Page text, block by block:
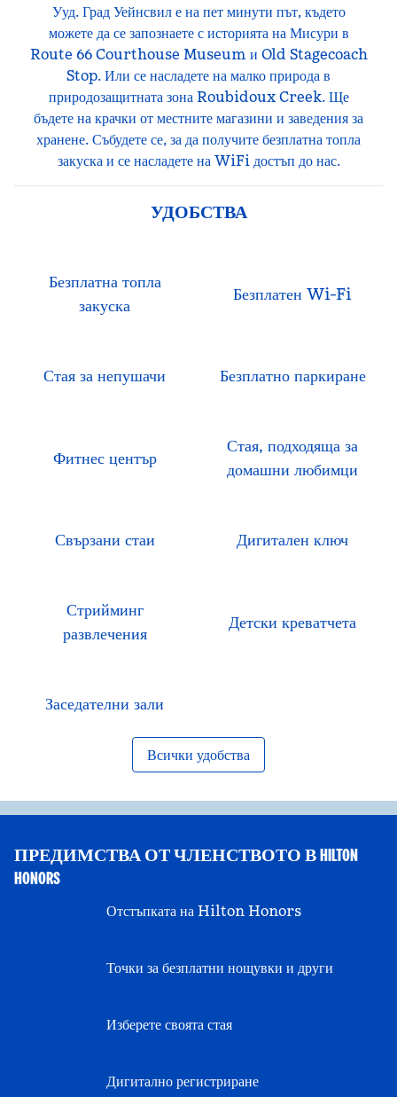
Ууд. Град Уейнсвил е на пет минути път, където
можете да се запознаете с историята на Мисури в
Route 66 Courthouse Museum и Old Stagecoach
Stop. Или се насладете на малко природа в
природозащитната зона Roubidoux Creek. Ще
бъдете на крачки от местните магазини и заведения за
хранене. Събудете се, за да получите безплатна топла
закуска и се насладете на WiFi достъп до нас.
УДОБСТВА
Безплатна топла
закуска
Безплатен Wi-Fi
Стая за непушачи Безплатно паркиране
Фитнес център
Стая, подходяща за
домашни любимци
Свързани стаи Дигитален ключ
Стрийминг
развлечения
Детски креватчета
Заседателни зали
Всички удобства
ПРЕДИМСТВА ОТ ЧЛЕНСТВОТО В HILTON
HONORS
Отстъпката на Hilton Honors
Точки за безплатни нощувки и други
Изберете своята стая
Дигитално регистриране